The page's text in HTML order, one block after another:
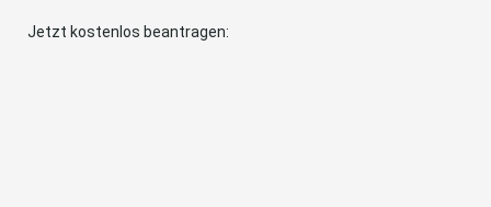
Jetzt kostenlos beantragen: